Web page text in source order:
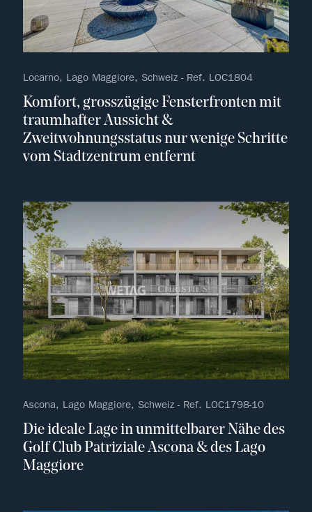
Locarno, Lago Maggiore, Schweiz - Ref. LOC1804
Komfort, grosszügige Fensterfronten mit
traumhafter Aussicht &
Zweitwohnungsstatus nur wenige Schritte
vom Stadtzentrum entfernt
kein
Ascona, Lago Maggiore, Schweiz - Ref. LOC1798-10
Die ideale Lage in unmittelbarer Nähe des
Golf Club Patriziale Ascona & des Lago
Maggiore